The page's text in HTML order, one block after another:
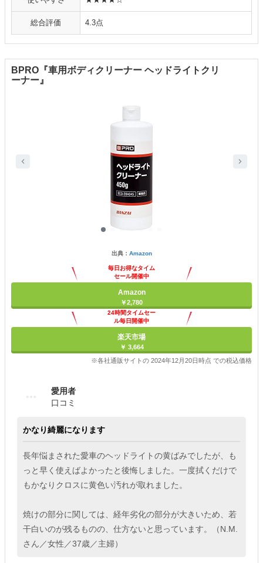
総合評価 4.3点
BPRO『車用ボディクリーナー ヘッドライトクリ
ーナー』
出典： Amazon
毎日お得なタイム
セール開催中
Amazon
￥2,780
24時間タイムセー
ル毎日開催中
楽天市場
￥ 3,664
※各社通販サイトの 2024年12月20日時点 での税込価格
愛用者
口コミ
かなり綺麗になります
長年悩まされた愛車のヘッドライトの黄ばみでしたが、も
っと早く使えばよかったと後悔しました。一度拭くだけで
もかなりクロスに黄色い汚れが取れました。
焼けの部分に関しては、経年劣化の部分が大きいため、若
干白いのが残るものの、仕方ないと思っています。（N.M.
さん／女性／37歳／主婦）